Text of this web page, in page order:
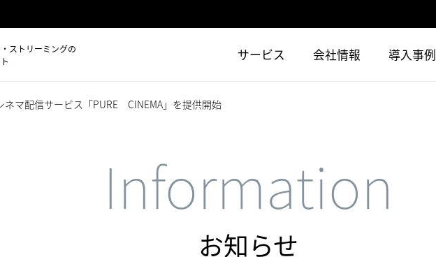
ストリーミングの
サービス 会社情報 導入事例
ネマ配信サービス「PURE CINEMA」を提供開始
Information
お知らせ